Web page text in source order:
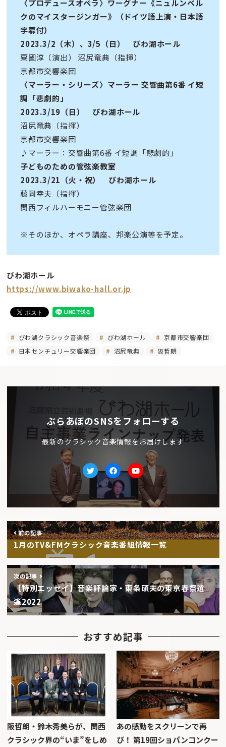
〈プロデュースオペラ〉ワーグナー《ニュルンベル
クのマイスタージンガー》（ドイツ語上演・日本語
字幕付）
2023.3/2（木）、3/5（日） びわ湖ホール
粟國淳（演出） 沼尻竜典（指揮）
京都市交響楽団
〈マーラー・シリーズ〉マーラー 交響曲第6番 イ短
調「悲劇的」
2023.3/19（日） びわ湖ホール
沼尻竜典（指揮）
京都市交響楽団
♪マーラー：交響曲第6番 イ短調「悲劇的」
子どものための管弦楽教室
2023.3/21（火・祝） びわ湖ホール
藤岡幸夫（指揮）
関西フィルハーモニー管弦楽団
※そのほか、オペラ講座、邦楽公演等を予定。
びわ湖ホール
https://www.biwako-hall.or.jp
びわ湖クラシック音楽祭 びわ湖ホール
京都市交響楽団
日本センチュリー交響楽団
沼尻竜典 阪哲朗
ぶらあぼのSNSをフォローする
最新のクラシック音楽情報をお届けします
TwitterfacebookYoutube
前の記事
1月のTV&FMクラシック音楽番組情報一覧
次の記事
【特別エッセイ】音楽評論家・東条碩夫の東京春祭逍
遙2022
おすすめ記事
阪哲朗・鈴木秀美らが、関西
クラシック界の“いま”をしめ
あの感動をスクリーンで再
び！ 第19回ショパンコンクー